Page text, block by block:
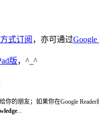
式订阅 ，亦可通过Google
版，^_^
给你的朋友；如果你在Google
...